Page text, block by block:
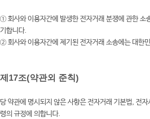
① 회사와 이용자간에 발생한 전자거래 분쟁에 관한 소
기합니다.
② 회사와 이용자간에 제기된 전자거래 소송에는 대한
제17조(약관외 준칙)
당 약관에 명시되지 않은 사항은 전자거래 기본법, 전
령의 규정에 의합니다.